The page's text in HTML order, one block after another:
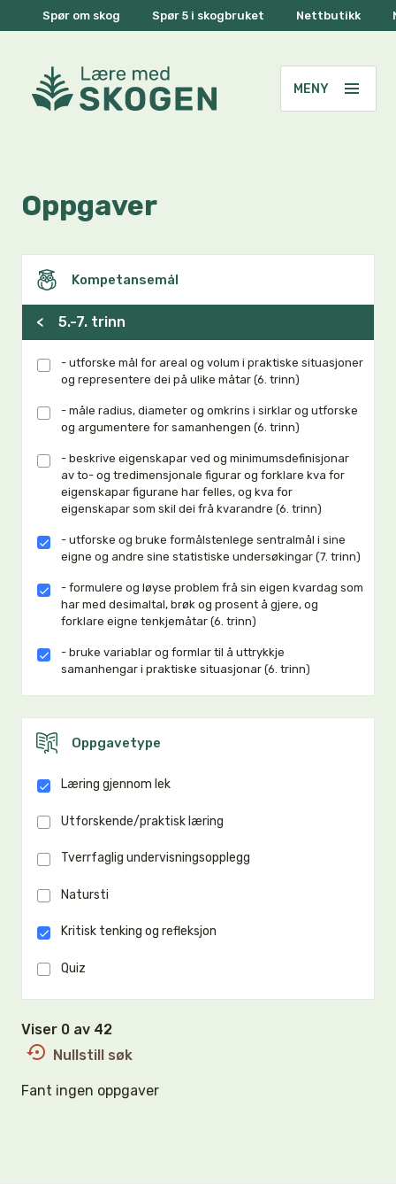
Spør om skog Spør 5 i skogbruket Nettbutikk
Oppgaver
Kompetansemål
< 5.-7. trinn
- utforske mål for areal og volum i praktiske situasjoner
og representere dei på ulike måtar (6. trinn)
- måle radius, diameter og omkrins i sirklar og utforske
og argumentere for samanhengen (6. trinn)
- beskrive eigenskapar ved og minimumsdefinisjonar
av to- og tredimensjonale figurar og forklare kva for
eigenskapar figurane har felles, og kva for
eigenskapar som skil dei frå kvarandre (6. trinn)
- utforske og bruke formålstenlege sentralmål i sine
eigne og andre sine statistiske undersøkingar (7. trinn)
- formulere og løyse problem frå sin eigen kvardag som
har med desimaltal, brøk og prosent å gjere, og
forklare eigne tenkjemåtar (6. trinn)
- bruke variablar og formlar til å uttrykkje
samanhengar i praktiske situasjonar (6. trinn)
Oppgavetype
Læring gjennom lek
Utforskende/praktisk læring
Tverrfaglig undervisningsopplegg
Natursti
Kritisk tenking og refleksjon
Quiz
Viser 0 av 42
Nullstill søk
Fant ingen oppgaver